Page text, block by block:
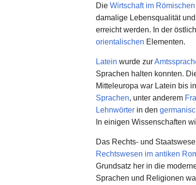
Die Wirtschaft im
damalige Lebensqualität
erreicht werden. In der
orientalischen Elementen.
Latein wurde zur
Sprachen halten konnten.
Mitteleuropa war Latein bis
Sprachen, unter anderem
Lehnwörter in den
In einigen Wissenschaften
Das Rechts- und
Rechtswesen im antiken
Grundsatz her in die
Sprachen und Religionen